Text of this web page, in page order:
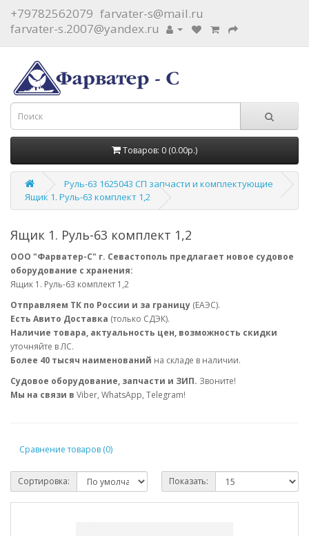
+79782562079 farvater-s@mail.ru
farvater-s.2007@yandex.ru
Товаров: 0 (0.00р.)
Руль-63 1625043 СП запчасти и комплектующие
Ящик 1. Руль-63 комплект 1,2
Ящик 1. Руль-63 комплект 1,2
ООО "Фарватер-С" г. Севастополь предлагает новое судовое
оборудование с хранения:
Ящик 1. Руль-63 комплект 1,2
Отправляем ТК по России и за границу (ЕАЭС).
Есть Авито Доставка (только СДЭК).
Наличие товара, актуальность цен, возможность скидки
уточняйте в ЛС.
Более 40 тысяч наименований на складе в наличии.
Судовое оборудование, запчасти и ЗИП. Звоните!
Мы на связи в Viber, WhatsApp, Telegram!
Сравнение товаров (0)
Сортировка: Показать: